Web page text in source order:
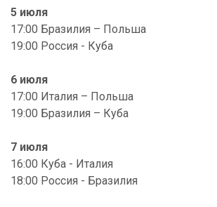
5 июля
17:00 Бразилия – Польша
19:00 Россия - Куба
6 июля
17:00 Италия – Польша
19:00 Бразилия – Куба
7 июля
16:00 Куба - Италия
18:00 Россия - Бразилия